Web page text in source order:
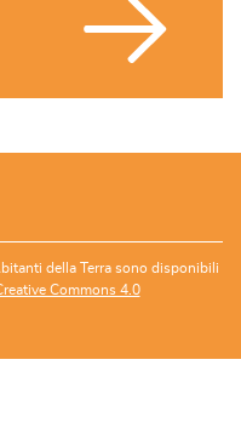
della Terra sono disponibili
Commons 4.0